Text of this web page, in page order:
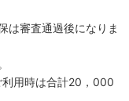
審査通過後になりま
利用時は合計20，000